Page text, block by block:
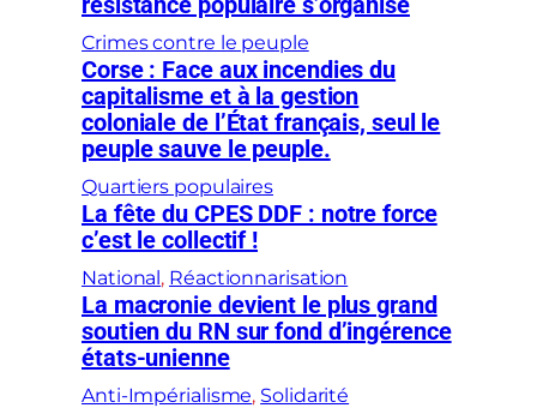
Crimes contre le peuple
Corse : Face aux incendies du
capitalisme et à la gestion
coloniale de l’État français, seul le
peuple sauve le peuple.
Quartiers populaires
La fête du CPES DDF : notre force
c’est le collectif !
National, Réactionnarisation
La macronie devient le plus grand
soutien du RN sur fond d’ingérence
états-unienne
Anti-Impérialisme, Solidarité